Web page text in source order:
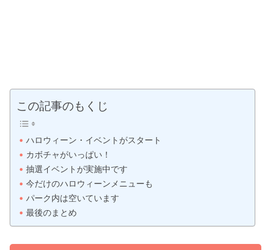
この記事のもくじ
ハロウィーン・イベントがスタート
カボチャがいっぱい！
抽選イベントが実施中です
今だけのハロウィーンメニューも
パーク内は空いています
最後のまとめ